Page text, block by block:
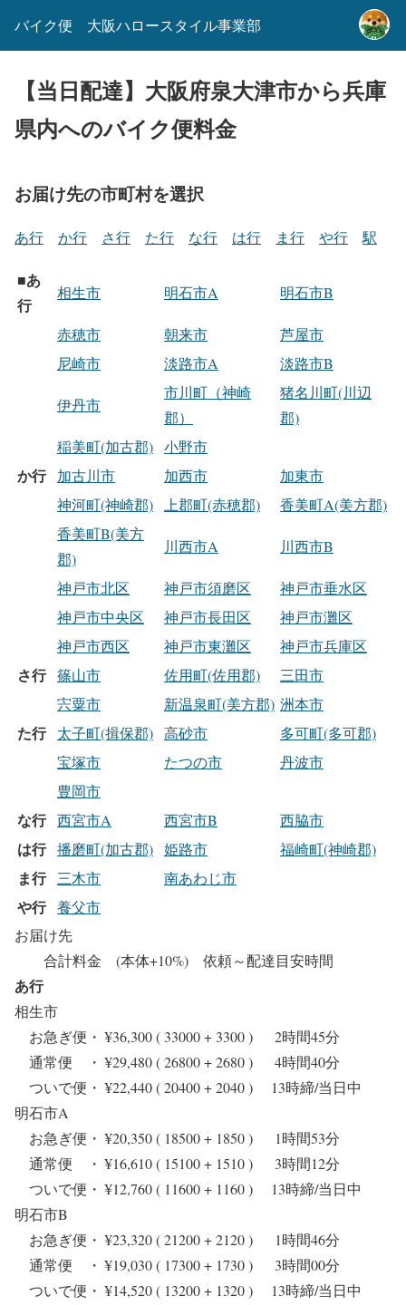
バイク便 大阪ハロースタイル事業部
【当日配達】大阪府泉大津市から兵庫
県内へのバイク便料金
お届け先の市町村を選択
あ行 か行 さ行 た行 な行 は行 ま行 や行 駅
■あ
行
相生市 明石市A 明石市B
赤穂市 朝来市
芦屋市
尼崎市
淡路市A 淡路市B
伊丹市
市川町（神崎
郡）
猪名川町(川辺
郡)
稲美町(加古郡) 小野市
か行 加古川市 加西市
加東市
神河町(神崎郡) 上郡町(赤穂郡)
香美町A(美方郡)
香美町B(美方
郡)
川西市A 川西市B
神戸市北区 神戸市須磨区
神戸市垂水区
神戸市中央区
神戸市長田区
神戸市灘区
神戸市西区
神戸市東灘区 神戸市兵庫区
さ行 篠山市 佐用町(佐用郡)
三田市
宍粟市
新温泉町(美方郡) 洲本市
た行 太子町(揖保郡) 高砂市
多可町(多可郡)
宝塚市
たつの市
丹波市
豊岡市
な行 西宮市A 西宮市B 西脇市
は行 播磨町(加古郡) 姫路市 福崎町(神崎郡)
ま行 三木市 南あわじ市
や行 養父市
お届け先
合計料金 (本体+10%) 依頼～配達目安時間
あ行
相生市
お急ぎ便・ ¥36,300 ( 33000 + 3300 ) 2時間45分
通常便 ・ ¥29,480 ( 26800 + 2680 ) 4時間40分
ついで便・ ¥22,440 ( 20400 + 2040 ) 13時締/当日中
明石市A
お急ぎ便・ ¥20,350 ( 18500 + 1850 ) 1時間53分
通常便 ・ ¥16,610 ( 15100 + 1510 ) 3時間12分
ついで便・ ¥12,760 ( 11600 + 1160 ) 13時締/当日中
明石市B
お急ぎ便・ ¥23,320 ( 21200 + 2120 ) 1時間46分
通常便 ・ ¥19,030 ( 17300 + 1730 ) 3時間00分
ついで便・ ¥14,520 ( 13200 + 1320 ) 13時締/当日中